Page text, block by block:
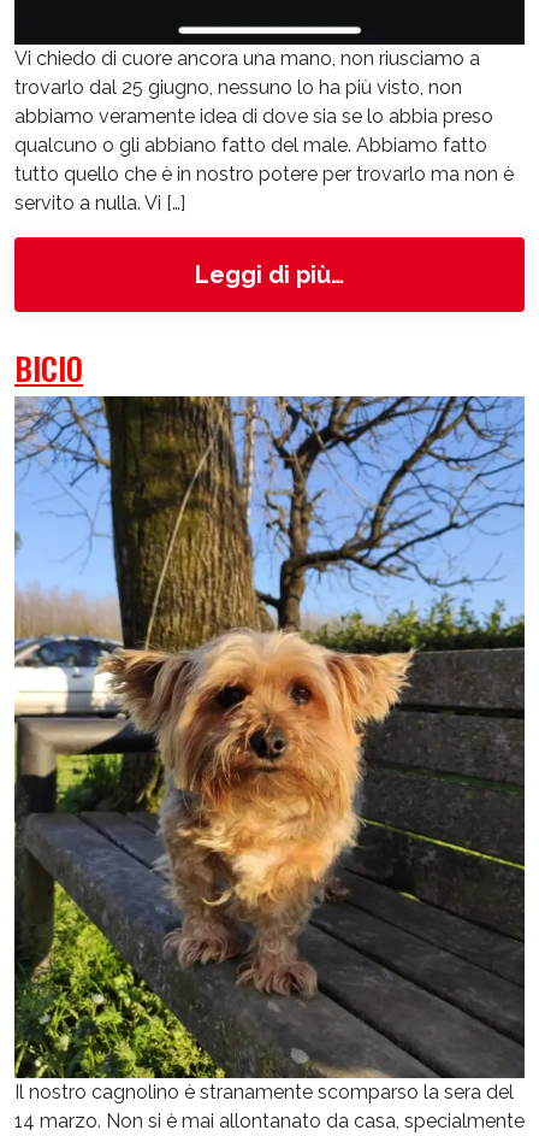
Vi chiedo di cuore ancora una mano, non riusciamo a
trovarlo dal 25 giugno, nessuno lo ha più visto, non
abbiamo veramente idea di dove sia se lo abbia preso
qualcuno o gli abbiano fatto del male. Abbiamo fatto
tutto quello che è in nostro potere per trovarlo ma non è
servito a nulla. Vi […]
Leggi di più…from Rambo
BICIO
Il nostro cagnolino è stranamente scomparso la sera del
14 marzo. Non si è mai allontanato da casa, specialmente